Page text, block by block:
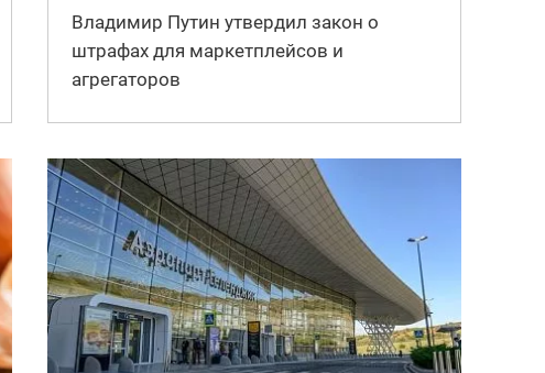
Владимир Путин утвердил закон о
штрафах для маркетплейсов и
агрегаторов